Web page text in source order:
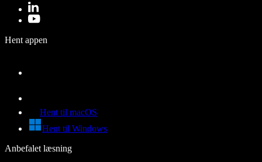
Hent appen
Hent til macOS
Hent til Windows
Anbefalet læsning